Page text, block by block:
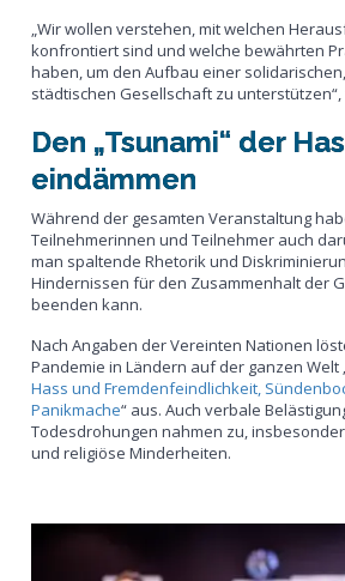
„Wir wollen verstehen, mit welchen
konfrontiert sind und welche bewährten
haben, um den Aufbau einer
städtischen Gesellschaft zu
Den „Tsunami“ der
eindämmen
Während der gesamten Veranstaltung
Teilnehmerinnen und Teilnehmer auch
man spaltende Rhetorik und
Hindernissen für den Zusammenhalt der
beenden kann.
Nach Angaben der Vereinten Nationen
Pandemie in Ländern auf der ganzen Welt
Hass und Fremdenfeindlichkeit,
Panikmache“ aus. Auch verbale
Todesdrohungen nahmen zu,
und religiöse Minderheiten.